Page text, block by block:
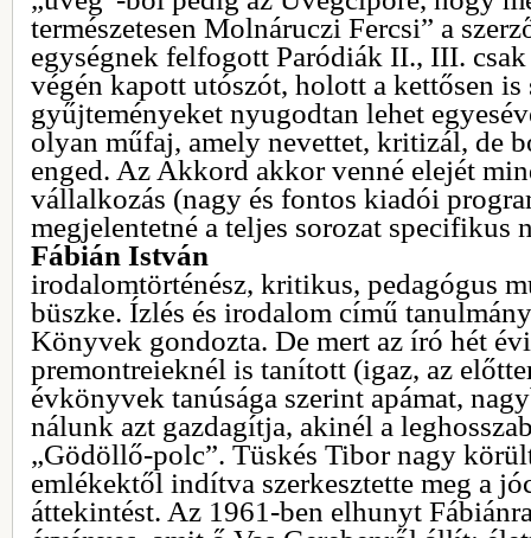
természetesen Molnáruczi Fercsi” a
egységnek felfogott Paródiák II., III.
végén kapott utószót, holott a kettősen is
gyűjteményeket nyugodtan lehet
olyan műfaj, amely nevettet, kritizál, de
enged. Az Akkord akkor venné elejét
vállalkozás (nagy és fontos kiadói
megjelentetné a teljes sorozat specifikus
Fábián István
irodalomtörténész, kritikus, pedagógus
büszke. Ízlés és irodalom című
Könyvek gondozta. De mert az író hét
premontreieknél is tanított (igaz, az
évkönyvek tanúsága szerint apámat,
nálunk azt gazdagítja, akinél a
„Gödöllő-polc”. Tüskés Tibor nagy
emlékektől indítva szerkesztette meg a
áttekintést. Az 1961-ben elhunyt